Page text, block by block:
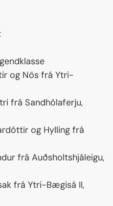
og Nös frá Ytri-
frá Sandhólaferju,
og Hylling frá
frá Auðsholtshjáleigu,
frá Ytri-Bægisá II,